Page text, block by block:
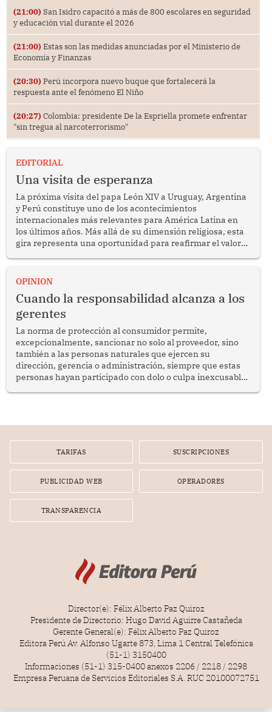
(21:00) San Isidro capacitó a más de 800 escolares en seguridad
y educación vial durante el 2026
(21:00) Estas son las medidas anunciadas por el Ministerio de
Economía y Finanzas
(20:30) Perú incorpora nuevo buque que fortalecerá la
respuesta ante el fenómeno El Niño
(20:27) Colombia: presidente De la Espriella promete enfrentar
"sin tregua al narcoterrorismo"
EDITORIAL
Una visita de esperanza
La próxima visita del papa León XIV a Uruguay, Argentina
y Perú constituye uno de los acontecimientos
internacionales más relevantes para América Latina en
los últimos años. Más allá de su dimensión religiosa, esta
gira representa una oportunidad para reafirmar el valor
enfrenta desafíos en materia de desarrollo, cohesión
OPINION
Cuando la responsabilidad alcanza a los
gerentes
La norma de protección al consumidor permite,
excepcionalmente, sancionar no solo al proveedor, sino
también a las personas naturales que ejercen su
dirección, gerencia o administración, siempre que estas
personas hayan participado con dolo o culpa inexcusable
por la frustrada realización de un meet and greet con
TARIFAS SUSCRIPCIONES
PUBLICIDAD WEB OPERADORES
TRANSPARENCIA
Director(e): Félix Alberto Paz Quiroz
Presidente de Directorio: Hugo David Aguirre Castañeda
Gerente General(e): Félix Alberto Paz Quiroz
Editora Perú Av. Alfonso Ugarte 873, Lima 1 Central Telefónica
(51-1) 3150400
Informaciones (51-1) 315-0400 anexos 2206 / 2218 / 2298
Empresa Peruana de Servicios Editoriales S.A. RUC 20100072751